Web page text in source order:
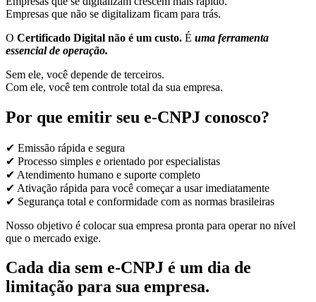
Empresas que não se digitalizam ficam para trás.
O Certificado Digital não é um custo. É uma ferramenta
essencial de operação.
Sem ele, você depende de terceiros.
Com ele, você tem controle total da sua empresa.
Por que emitir seu e-CNPJ conosco?
✔ Emissão rápida e segura
✔ Processo simples e orientado por especialistas
✔ Atendimento humano e suporte completo
✔ Ativação rápida para você começar a usar imediatamente
✔ Segurança total e conformidade com as normas brasileiras
Nosso objetivo é colocar sua empresa pronta para operar no nível
que o mercado exige.
Cada dia sem e-CNPJ é um dia de
limitação para sua empresa.